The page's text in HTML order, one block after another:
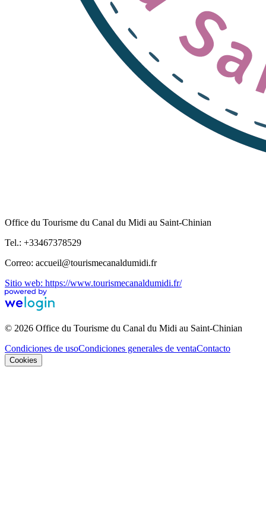
Office du Tourisme du Canal du Midi au Saint-Chinian
Tel.: +33467378529
Correo: accueil@tourismecanaldumidi.fr
Sitio web: https://www.tourismecanaldumidi.fr/
© 2026 Office du Tourisme du Canal du Midi au Saint-Chinian
Condiciones de usoCondiciones generales de ventaContacto
Cookies